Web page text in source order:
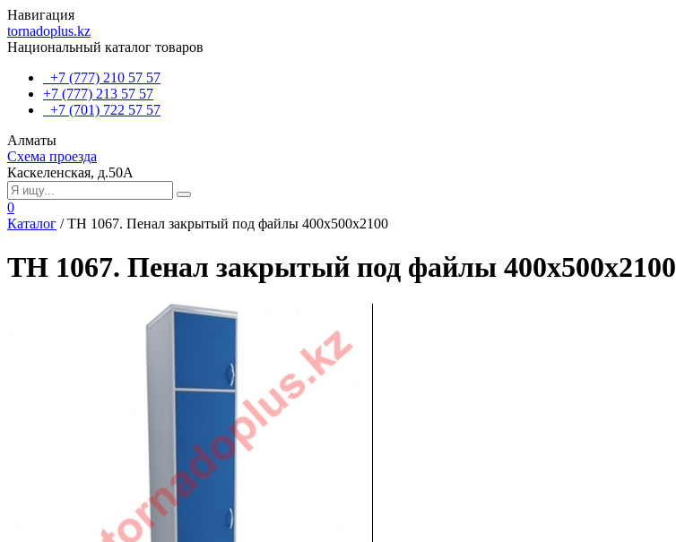
Навигация
tornadoplus.kz
Национальный каталог товаров
+7 (777) 210 57 57
+7 (777) 213 57 57
+7 (701) 722 57 57
Алматы
Схема проезда
Каскеленская, д.50А
0
Каталог /TH 1067. Пенал закрытый под файлы 400х500х2100
TH 1067. Пенал закрытый под файлы 400х500х2100